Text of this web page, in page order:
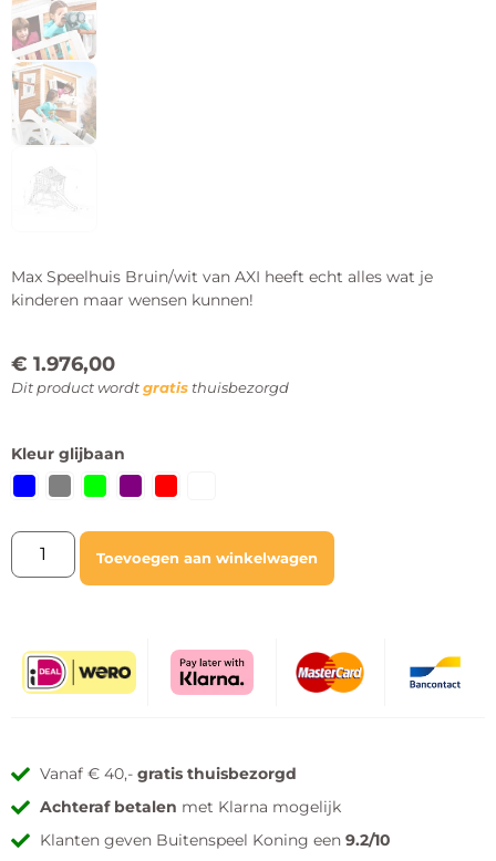
Max Speelhuis Bruin/wit van AXI heeft echt alles wat je
kinderen maar wensen kunnen!
€ 1.976,00
Dit product wordt gratis thuisbezorgd
Kleur glijbaan
Toevoegen aan winkelwagen
Vanaf € 40,-gratis thuisbezorgd
Achteraf betalen met Klarna mogelijk
Klanten geven Buitenspeel Koning een9.2/10